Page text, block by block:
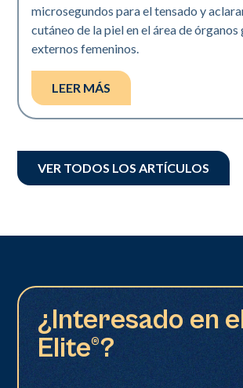
microsegundos para el tensado y
cutáneo de la piel en el área de órganos
externos femeninos.
LEER MÁS
VER TODOS LOS ARTÍCULOS
¿Interesado en
Elite®?